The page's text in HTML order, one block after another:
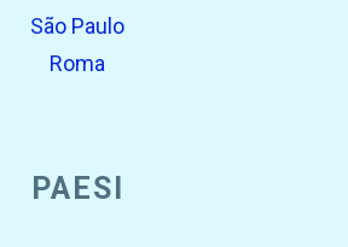
São Paulo
Roma
PAESI